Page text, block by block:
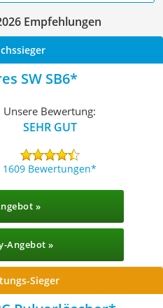
Empfehlungen
SW SB6
Unsere Bewertung:
SEHR GUT
1609 Bewertungen
»
Angebot »
Sieger